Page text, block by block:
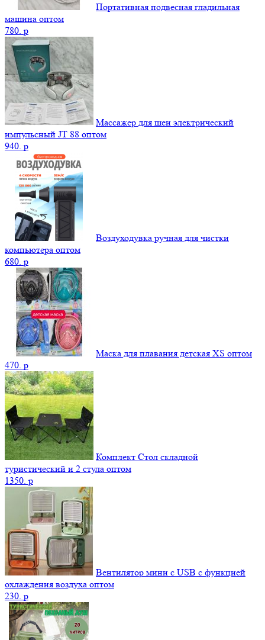
Портативная подвесная гладильная
машина оптом
780. p
Массажер для шеи электрический
импульсный JT 88 оптом
940. p
Воздуходувка ручная для чистки
компьютера оптом
680. p
Маска для плавания детская XS оптом
470. p
Комплект Стол складной
туристический и 2 стула оптом
1350. p
Вентилятор мини с USB с функцией
охлаждения воздуха оптом
230. p